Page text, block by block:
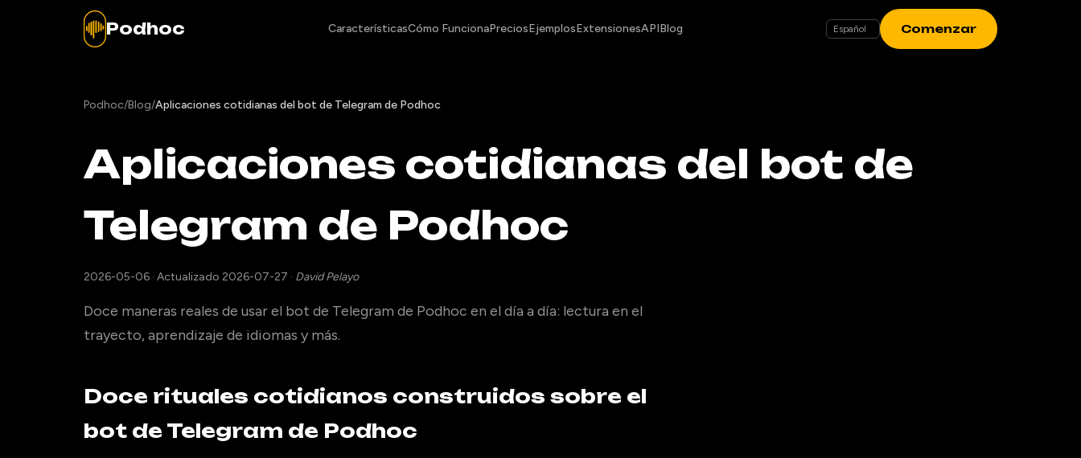
Podhoc CaracterísticasCómo FuncionaPreciosEjemplosExtensionesAPIBlog Comenzar
Podhoc/Blog/Aplicaciones cotidianas del bot de Telegram de Podhoc
Aplicaciones cotidianas del bot de
Telegram de Podhoc
2026-05-06 · Actualizado 2026-07-27 · David Pelayo
Doce maneras reales de usar el bot de Telegram de Podhoc en el día a día: lectura en el
trayecto, aprendizaje de idiomas y más.
Doce rituales cotidianos construidos sobre el
bot de Telegram de Podhoc